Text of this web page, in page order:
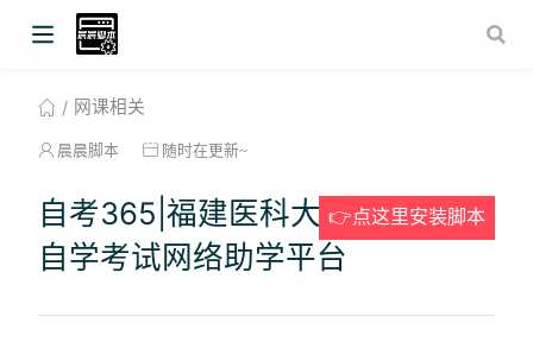
网课相关
晨晨脚本 随时在更新~
自考365|福建医科大学高等教育
自学考试网络助学平台
👉点这里安装脚本